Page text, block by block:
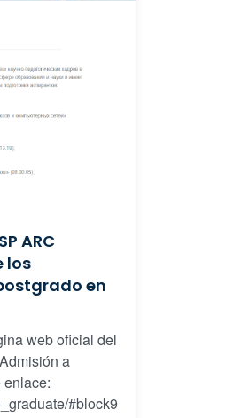
ARC
los
en
web oficial del
a
#block9